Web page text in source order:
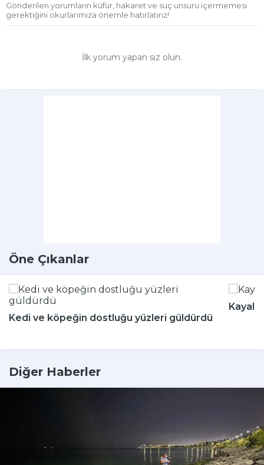
Gönderilen yorumların küfür, hakaret ve suç unsuru içermemesi
gerektiğini okurlarımıza önemle hatırlatırız!
İlk yorum yapan siz olun.
Öne Çıkanlar
Kedi ve köpeğin dostluğu yüzleri güldürdü
Diğer Haberler